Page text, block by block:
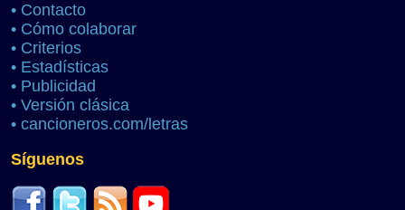
• Contacto
• Cómo colaborar
• Criterios
• Estadísticas
• Publicidad
• Versión clásica
• cancioneros.com/letras
Síguenos